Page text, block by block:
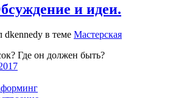
и идеи.
dkennedy в теме Мастерская
Где он должен быть?